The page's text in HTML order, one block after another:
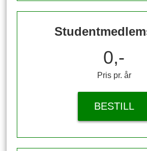
0,-
Pris pr. år
BESTILL